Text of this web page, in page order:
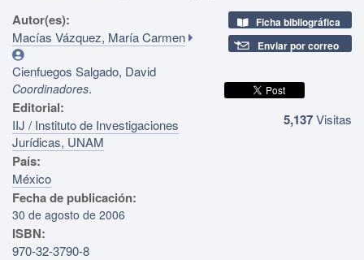
Autor(es):
Macías Vázquez, María Carmen
Cienfuegos Salgado, David
Coordinadores.
Editorial:
IIJ / Instituto de Investigaciones
Jurídicas, UNAM
País:
México
Fecha de publicación:
30 de agosto de 2006
ISBN:
970-32-3790-8
Ficha bibliográfica
Enviar por correo
5,137Visitas